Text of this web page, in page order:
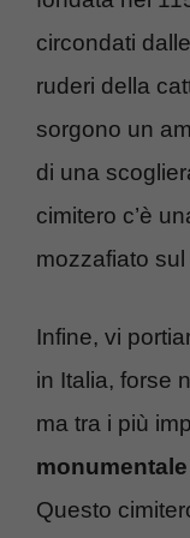
circondati
ruderi della
sorgono un
di una
cimitero c’è
mozzafiato sul
Infine, vi
in Italia, forse
ma tra i più
Questo